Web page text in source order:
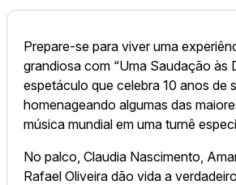
Prepare-se para viver uma
grandiosa com “Uma Saudação às
espetáculo que celebra 10 anos de
homenageando algumas das
música mundial em uma turnê
No palco, Claudia Nascimento,
Rafael Oliveira dão vida a